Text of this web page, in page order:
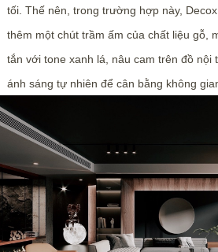
tối. Thế nên, trong trường hợp này,
thêm một chút trầm ấm của chất liệu gỗ,
tắn với tone xanh lá, nâu cam trên đồ nội
ánh sáng tự nhiên để cân bằng không